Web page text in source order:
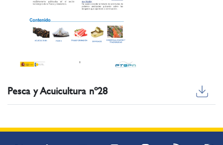
Pesca y Acuicultura nº28